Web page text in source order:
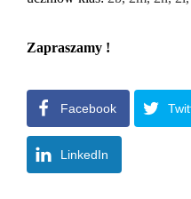
Zapraszamy !
Facebook
LinkedIn